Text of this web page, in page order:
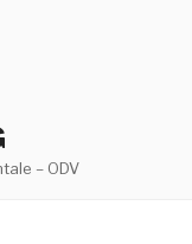
– ODV